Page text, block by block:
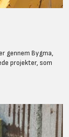
gennem Bygma,
projekter, som